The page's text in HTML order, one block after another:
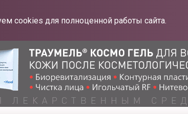
cookies для полноценной работы сайта.